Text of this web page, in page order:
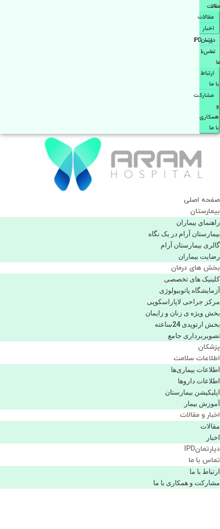
مقالات
مقالات
اخبار
دپارتمانIPD
تماس با
ما
ارتباط
با ما
مشاركت
و
همكاری
با ما
صفحه اصلی
بيمارستان
راهنماي بیماران
بیمارستان آرام در یک نگاه
گالری بیمارستان آرام
رضایت بیماران
بخش های درمان
کلینیک های تخصصی
آزمایشگاه پاتوبیولوژی
مرکز جراحی لاپاراسکوپی
بخش ویژه ی زنان و زایمان
بخش ارتوپدی 24ساعته
تصویربرداری جامع
پزشكان
اطلاعات سلامت
اطلاعات بیماری‌ها
اطلاعات دارو‌ها
اپليكيشن بيمارستان
آموزش بیمار
اخبار و مقالات
مقالات
اخبار
دپارتمانIPD
تماس با ما
ارتباط با ما
مشاركت و همكاری با ما